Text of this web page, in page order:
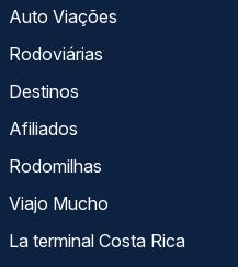
Auto Viações
Rodoviárias
Destinos
Afiliados
Rodomilhas
Viajo Mucho
La terminal Costa Rica